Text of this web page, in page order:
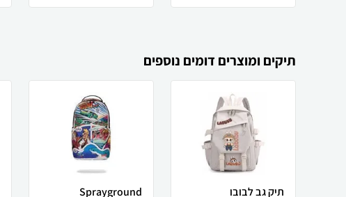
תיקים ומוצרים דומים נוספים
תיק גב לבובו
Sprayground